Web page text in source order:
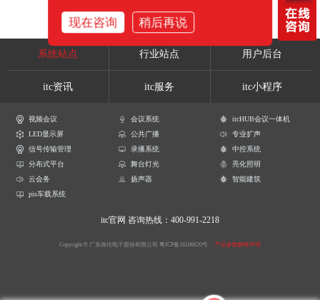
系统站点 行业站点 用户后台
itc资讯 itc服务 itc小程序
视频会议 会议系统
itcHUB会议一体机
LED显示屏
公共广播
专业扩声
信号传输管理
录播系统
中控系统
分布式平台
舞台灯光
亮化照明
云会务
扬声器
智能建筑
pis车载系统
itc官网 咨询热线：400-991-2218
Copyright © 广东保伦电子股份有限公司 粤ICP备16106620号 产品参数解释声明
现在咨询 稍后再说